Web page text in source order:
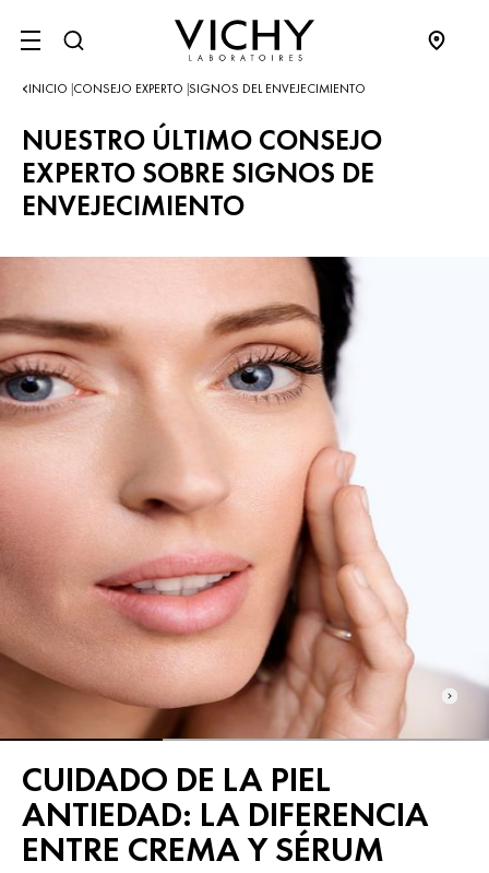
SITE MENU
INICIO CONSEJO EXPERTO SIGNOS DEL ENVEJECIMIENTO
NUESTRO ÚLTIMO CONSEJO
EXPERTO SOBRE SIGNOS DE
ENVEJECIMIENTO
CUIDADO DE LA PIEL
ANTIEDAD: LA DIFERENCIA
ENTRE CREMA Y SÉRUM